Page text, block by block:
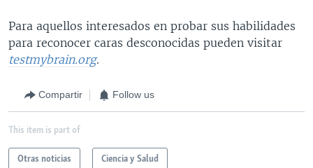
Para aquellos interesados en probar sus habilidades
para reconocer caras desconocidas pueden visitar
testmybrain.org.
Compartir Follow us
This item is part of
Otras noticias Ciencia y Salud